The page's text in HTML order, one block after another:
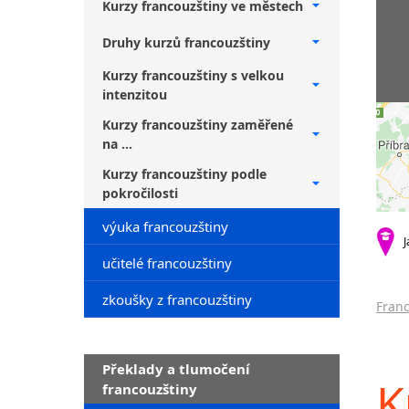
Kurzy francouzštiny ve městech
Druhy kurzů francouzštiny
Kurzy francouzštiny s velkou
intenzitou
Kurzy francouzštiny zaměřené
na ...
Kurzy francouzštiny podle
pokročilosti
výuka francouzštiny
učitelé francouzštiny
zkoušky z francouzštiny
Překlady a tlumočení
francouzštiny